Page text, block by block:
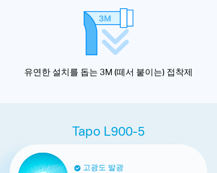
유연한 설치를 돕는 3M (떼서 붙이는) 접착제
Tapo L900-5
고광도 발광